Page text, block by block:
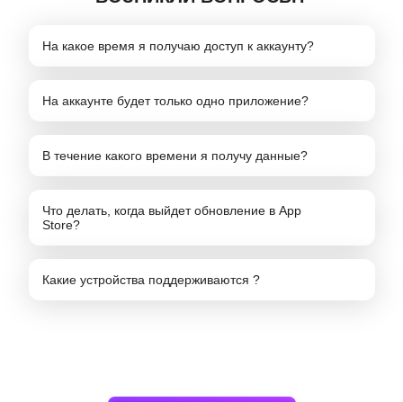
На какое время я получаю доступ к аккаунту?
На аккаунте будет только одно приложение?
В течение какого времени я получу данные?
Что делать, когда выйдет обновление в App
Store?
Какие устройства поддерживаются ?